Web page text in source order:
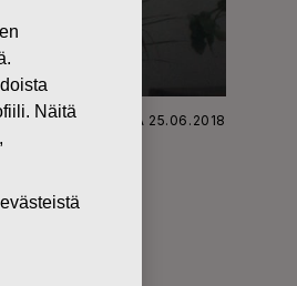
HANKINTA 25.06.2018
Näitä